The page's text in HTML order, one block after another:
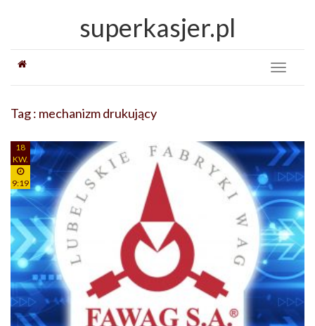
superkasjer.pl
Toggle
Tag : mechanizm drukujący
18
KW.
9:19